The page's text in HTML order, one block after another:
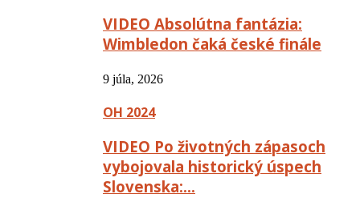
VIDEO Absolútna fantázia:
Wimbledon čaká české finále
9 júla, 2026
OH 2024
VIDEO Po životných zápasoch
vybojovala historický úspech
Slovenska:…